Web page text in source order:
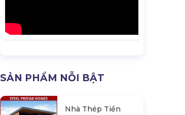
SẢN PHẨM NỖI BẬT
Nhà Thép Tiền